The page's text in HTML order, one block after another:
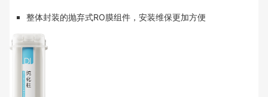
整体封装的抛弃式RO膜组件，安装维保更加方便